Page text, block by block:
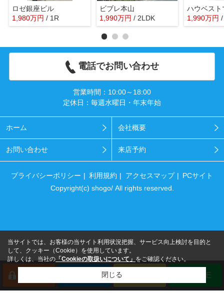
ロゼ銀座ビル
1,980万円 / 1R
ビブレ本山
1,990万円 / 2LDK 1,990万円
電話でお問い合わせ
営業時間：10:00～18:00
定休日：毎週水曜日・年末年始
ホーム 会社概要
お問い合わせ 来店予約
プライバシーポリシー 利用規約 アクセスマップ
PCサイト
Copyright(c) shogo/ All rights reserved.
来店予約 LINE
当サイトでは、お客様の当サイト利用状況把握、サービス向上検討を目的と
して、クッキー（Cookie）を使用しています。
詳しくは、当社の「Cookieの取扱いについて」をご確認ください。
閉じる